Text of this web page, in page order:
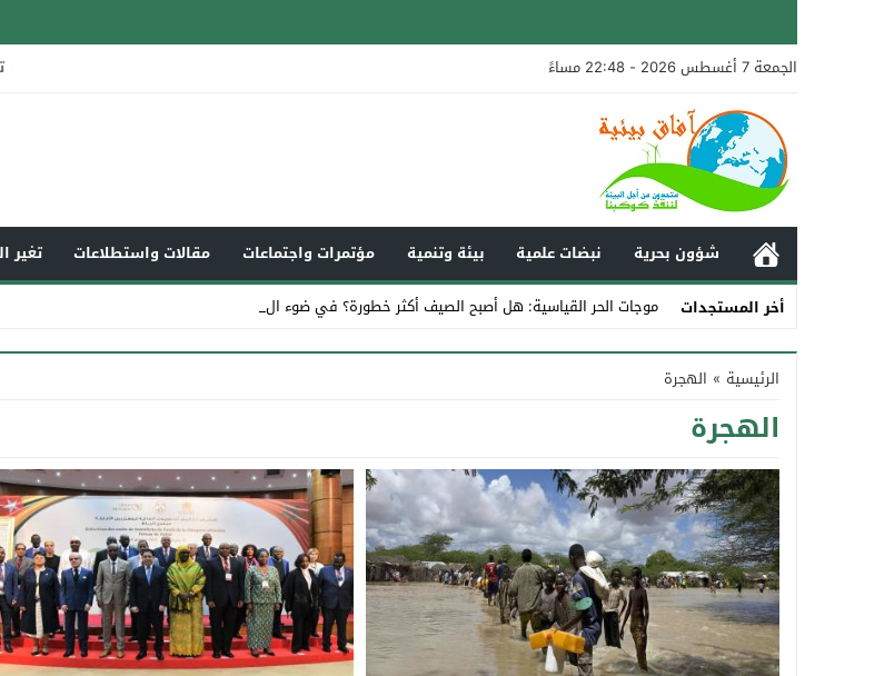
الجمعة 7 أغسطس 2026 - 22:48 مساءً
شؤون بحرية نبضات علمية بيئة وتنمية مؤتمرات واجتماعات مقالات واستطلاعات تغير
أخر المستجدات
موجات الحر القياسية: هل أصبح الصيف أكثر خطورة؟ في ضوء التغير ا_
Stop
الرئيسية » الهجرة
الهجرة